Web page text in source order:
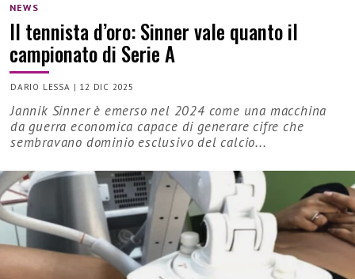
NEWS
Il tennista d’oro: Sinner vale quanto il
campionato di Serie A
DARIO LESSA | 12 DIC 2025
Jannik Sinner è emerso nel 2024 come una macchina
da guerra economica capace di generare cifre che
sembravano dominio esclusivo del calcio...